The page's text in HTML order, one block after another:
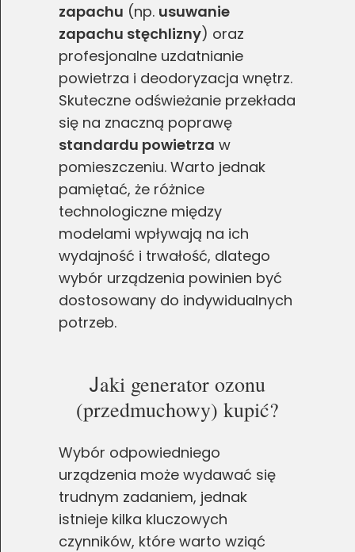
zapachu (np. usuwanie
zapachu stęchlizny) oraz
profesjonalne uzdatnianie
powietrza i deodoryzacja wnętrz.
Skuteczne odświeżanie przekłada
się na znaczną poprawę
standardu powietrza w
pomieszczeniu. Warto jednak
pamiętać, że różnice
technologiczne między
modelami wpływają na ich
wydajność i trwałość, dlatego
wybór urządzenia powinien być
dostosowany do indywidualnych
potrzeb.
Jaki generator ozonu
(przedmuchowy) kupić?
Wybór odpowiedniego
urządzenia może wydawać się
trudnym zadaniem, jednak
istnieje kilka kluczowych
czynników, które warto wziąć